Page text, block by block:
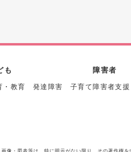
も
・教育 発達障害 子育て
障害者
障害者支
像・図表等は、特に明示がない限り、その著作権